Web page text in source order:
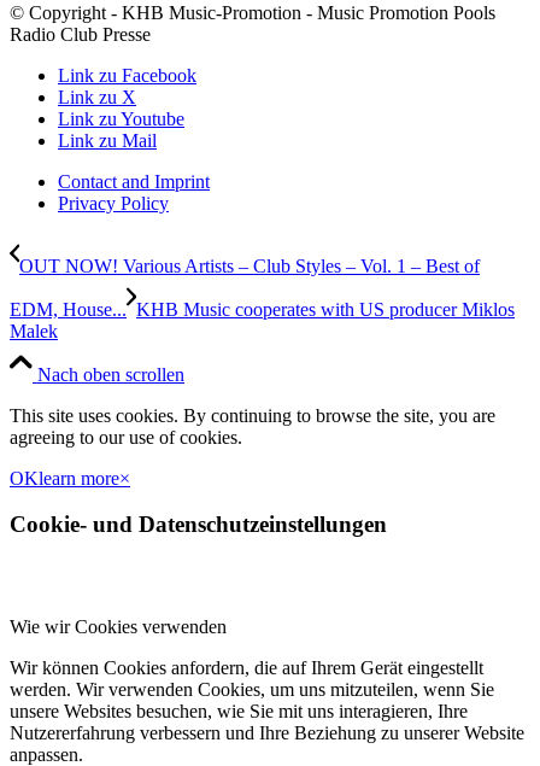
© Copyright - KHB Music-Promotion - Music Promotion Pools
Radio Club Presse
Link zu Facebook
Link zu X
Link zu Youtube
Link zu Mail
Contact and Imprint
Privacy Policy
OUT NOW! Various Artists – Club Styles – Vol. 1 – Best of
EDM, House... KHB Music cooperates with US producer Miklos
Malek
Nach oben scrollen
This site uses cookies. By continuing to browse the site, you are
agreeing to our use of cookies.
OKlearn more×
Cookie- und Datenschutzeinstellungen
Wie wir Cookies verwenden
Wir können Cookies anfordern, die auf Ihrem Gerät eingestellt
werden. Wir verwenden Cookies, um uns mitzuteilen, wenn Sie
unsere Websites besuchen, wie Sie mit uns interagieren, Ihre
Nutzererfahrung verbessern und Ihre Beziehung zu unserer Website
anpassen.